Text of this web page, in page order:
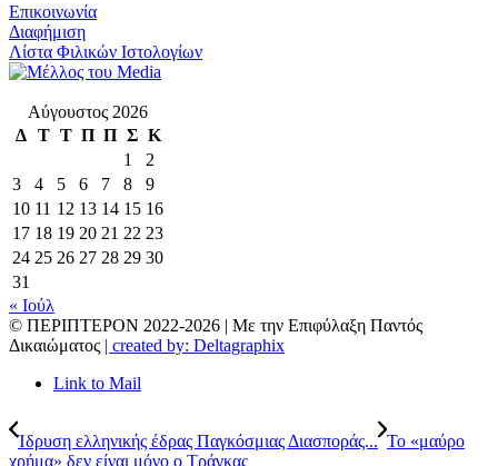
Επικοινωνία
Διαφήμιση
Λίστα Φιλικών Ιστολογίων
Αύγουστος 2026
Δ Τ Τ Π Π Σ Κ
1
2
3
4 5 6 7 8
9
10 11 12 13 14 15 16
17 18 19 20 21 22 23
24 25 26 27 28 29 30
31
« Ιούλ
© ΠΕΡΙΠΤΕΡΟΝ 2022-2026 | Με την Επιφύλαξη Παντός
Δικαιώματος | created by: Deltagraphix
Link to Mail
Ίδρυση ελληνικής έδρας Παγκόσμιας Διασποράς... Το «μαύρο
χρήμα» δεν είναι μόνο ο Τράγκας